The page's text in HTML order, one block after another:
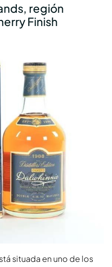
región
Finish
situada en uno de los